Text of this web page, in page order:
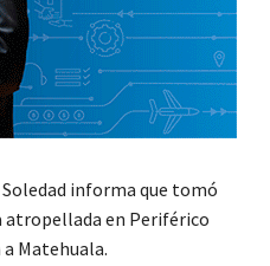
informa que tomó
atropellada en Periférico
Matehuala.